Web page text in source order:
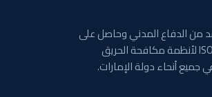
من الدفاع المدني وحاصل على
شهادة ISO 9001:2015 لأنظمة مكافحة الحريق
أنحاء دولة الإمارات.